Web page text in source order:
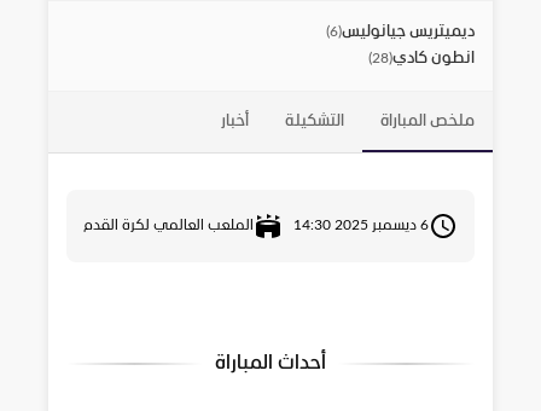
ديميتريس جيانوليس(
6
)
انطون كادي(
28
)
ملخص المباراة التشكيلة أخبار
6 ديسمبر 2025 14:30 الملعب العالمي لكرة القدم
أحداث المباراة